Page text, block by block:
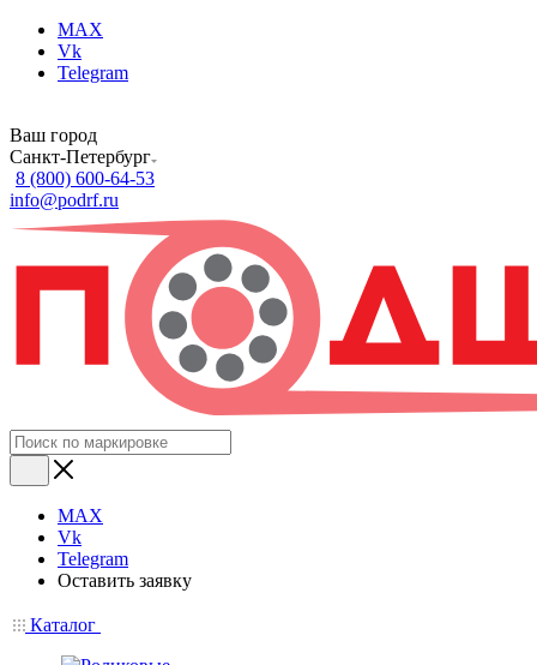
MAX
Vk
Telegram
Ваш город
Санкт-Петербург
8 (800) 600-64-53
info@podrf.ru
MAX
Vk
Telegram
Оставить заявку
Каталог